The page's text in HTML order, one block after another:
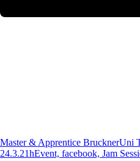
Master & Apprentice BrucknerUni
24.3.21hEvent, facebook, Jam